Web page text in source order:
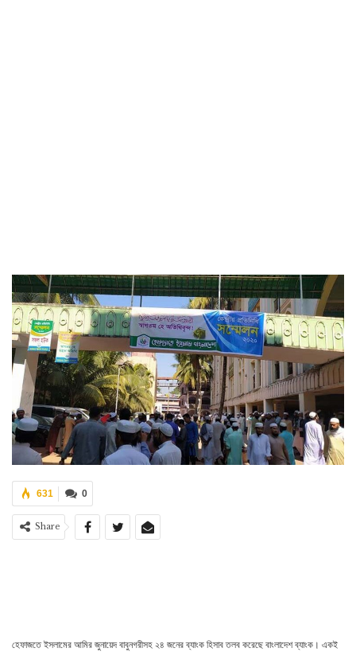
0
631
Share
হেফাজতে ইসলামের আমির জুনায়েদ বাবুনগরীসহ ২৪ জনের ব্যাংক হিসাব তলব করেছে বাংলাদেশ ব্যাংক। একই